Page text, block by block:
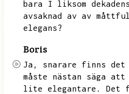
bara I liksom
avsaknad av av
elegans?
Boris
Ja, snarare finns det
måste nästan säga
lite elegantare.
Det